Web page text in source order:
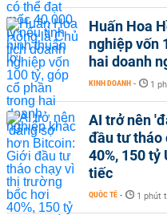
Huấn Hoa
nghiệp vốn
hai doanh
KINH DOANH - 1
AI trở nên
đầu tư tháo
40%, 150
tiếc
QUỐC TẾ - 1 phút